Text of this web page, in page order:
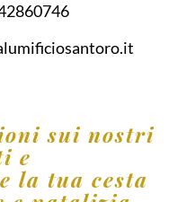
sui nostri
e
la tua cesta